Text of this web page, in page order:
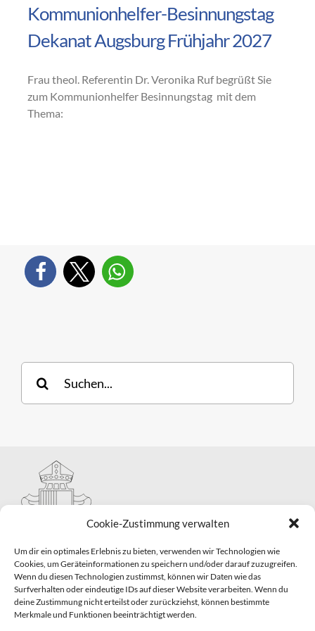
Cookie-Zustimmung verwalten
Um dir ein optimales Erlebnis zu bieten, verwenden wir Technologien wie
Cookies, um Geräteinformationen zu speichern und/oder darauf zuzugreifen.
Wenn du diesen Technologien zustimmst, können wir Daten wie das
Surfverhalten oder eindeutige IDs auf dieser Website verarbeiten. Wenn du
deine Zustimmung nicht erteilst oder zurückziehst, können bestimmte
Merkmale und Funktionen beeinträchtigt werden.
Kommunionhelfer-Besinnungstag
Dekanat Augsburg Frühjahr 2027
Frau theol. Referentin Dr. Veronika Ruf begrüßt Sie
zum Kommunionhelfer Besinnungstag mit dem
Thema:
nach:
Hauptabteilung II – Seelsorge
Pastorale Grunddienste und Sakramentenpastoral
Telefon: 0821 3166-2593
gemeindepastoral@bistum-augsburg.de